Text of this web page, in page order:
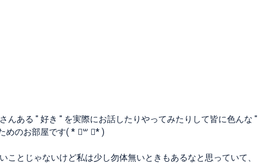
ある " 好き " を実際にお話したりやってみたりして皆に色んな "
めのお部屋です( * ॑꒳ ॑* )
とじゃないけど私は少し勿体無いときもあるなと思っていて、